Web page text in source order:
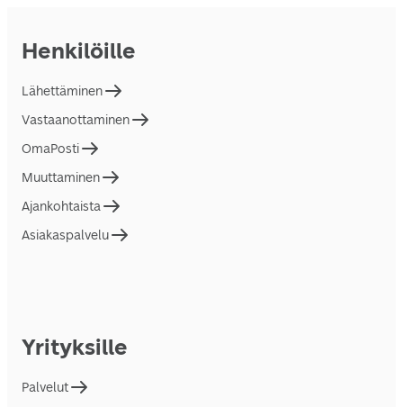
Henkilöille
Lähettäminen
Vastaanottaminen
OmaPosti
Muuttaminen
Ajankohtaista
Asiakaspalvelu
Yrityksille
Palvelut